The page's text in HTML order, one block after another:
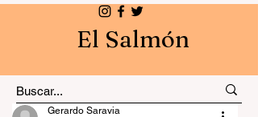
El Salmón
Gerardo Saravia